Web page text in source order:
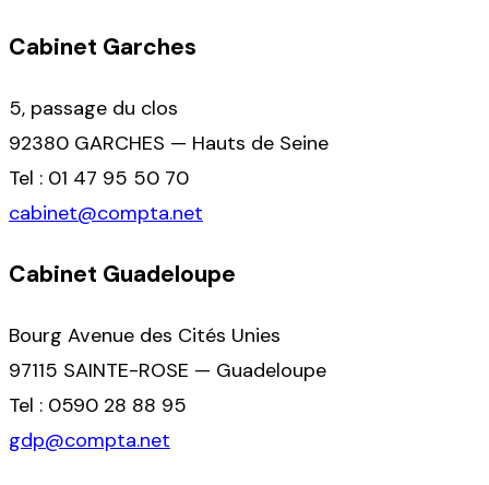
Cabinet Garches
5, passage du clos
92380 GARCHES — Hauts de Seine
Tel : 01 47 95 50 70
cabinet@compta.net
Cabinet Guadeloupe
Bourg Avenue des Cités Unies
97115 SAINTE-ROSE — Guadeloupe
Tel : 0590 28 88 95
gdp@compta.net